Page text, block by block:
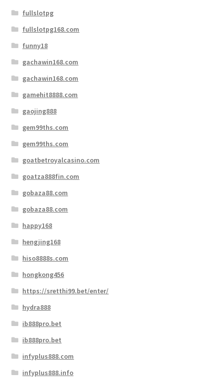
fullslotpg
fullslotpg168.com
funny18
gachawin168.com
gachawin168.com
gamehit8888.com
gaojing888
gem99ths.com
gem99ths.com
goatbetroyalcasino.com
goatza888fin.com
gobaza88.com
gobaza88.com
happy168
hengjing168
hiso8888s.com
hongkong456
https://sretthi99.bet/enter/
hydra888
ib888pro.bet
ib888pro.bet
infyplus888.com
infyplus888.info